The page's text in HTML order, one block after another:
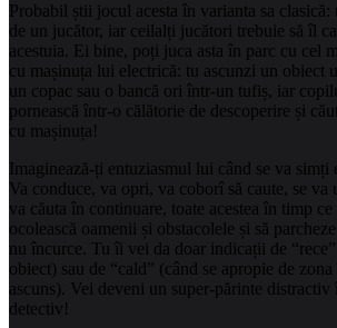
Probabil știi jocul acesta în varianta sa clasică:
de un jucător, iar ceilalți jucători trebuie să îl
acestuia. Ei bine, poți juca asta în parc cu cel
cu mașinuța lui electrică: tu ascunzi un obiect
un copac sau o bancă ori într-un tufiș, iar
pornească într-o călătorie de descoperire și
cu mașinuța!
Imaginează-ți entuziasmul lui când se va simți
Va conduce, va opri, va coborî să caute, se va
va căuta în continuare, toate acestea în timp
ocolească oamenii și obstacolele și să
nu încurce. Tu îi vei da doar indicații de
obiect) sau de “cald” (când se apropie de
ascuns). Vei deveni un super-părinte
detectiv!